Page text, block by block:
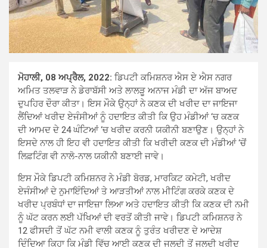
ਮੋਹਾਲੀ, 08 ਅਪ੍ਰੈਲ, 2022: ਡਿਪਟੀ ਕਮਿਸ਼ਨਰ ਐਸ ਏ ਐਸ ਨਗਰ
ਅਮਿਤ ਤਲਵਾੜ ਨੇ ਡੇਰਾਬੱਸੀ ਅਤੇ ਲਾਲੜੂ ਅਨਾਜ ਮੰਡੀ ਦਾ ਅੱਜ ਬਾਅਦ
ਦੁਪਹਿਰ ਦੌਰਾ ਕੀਤਾ। ਇਸ ਮੌਕੇ ਉਨ੍ਹਾਂ ਨੇ ਕਣਕ ਦੀ ਖਰੀਦ ਦਾ ਜਾਇਜਾ
ਲੈਂਦਿਆਂ ਖਰੀਦ ਏਜੰਸੀਆਂ ਨੂੰ ਹਦਾਇਤ ਕੀਤੀ ਕਿ ਉਹ ਮੰਡੀਆਂ ‘ਚ ਕਣਕ
ਦੀ ਆਮਦ ਦੇ 24 ਘੰਟਿਆਂ ‘ਚ ਖਰੀਦ ਕਰਨੀ ਯਕੀਨੀ ਬਣਾਉਣ। ਉਨ੍ਹਾਂ ਨੇ
ਇਸਦੇ ਨਾਲ ਹੀ ਇਹ ਵੀ ਹਦਾਇਤ ਕੀਤੀ ਕਿ ਖਰੀਦੀ ਕਣਕ ਦੀ ਮੰਡੀਆਂ ‘ਚੋਂ
ਲਿਫ਼ਟਿੰਗ ਵੀ ਨਾਲੋ-ਨਾਲ ਯਕੀਨੀ ਬਣਾਈ ਜਾਵੇ।
ਇਸ ਮੌਕੇ ਡਿਪਟੀ ਕਮਿਸ਼ਨਰ ਨੇ ਮੰਡੀ ਬੋਰਡ, ਮਾਰਕਿਟ ਕਮੇਟੀ, ਖਰੀਦ
ਏਜੰਸੀਆਂ ਦੇ ਨੁਮਾਇੰਦਿਆਂ ਤੇ ਆੜਤੀਆਂ ਨਾਲ ਮੀਟਿੰਗ ਕਰਕੇ ਕਣਕ ਦੇ
ਖਰੀਦ ਪ੍ਰਬੰਧਾਂ ਦਾ ਜਾਇਜ਼ਾ ਲਿਆ ਅਤੇ ਹਦਾਇਤ ਕੀਤੀ ਕਿ ਕਣਕ ਦੀ ਨਮੀ
ਨੂੰ ਘੱਟ ਕਰਨ ਲਈ ਪੱਖਿਆਂ ਦੀ ਵਰਤੋਂ ਕੀਤੀ ਜਾਵੇ। ਡਿਪਟੀ ਕਮਿਸ਼ਨਰ ਨੇ
12 ਫੀਸਦੀ ਤੋਂ ਘੱਟ ਨਮੀ ਵਾਲੀ ਕਣਕ ਨੂੰ ਤੁਰੰਤ ਖਰੀਦਣ ਦੇ ਆਦੇਸ਼
ਦਿੰਦਿਆ ਕਿਹਾ ਕਿ ਮੰਡੀ ਵਿੱਚ ਆਈ ਕਣਕ ਦੀ ਜਲਦੀ ਤੋਂ ਜਲਦੀ ਖਰੀਦ